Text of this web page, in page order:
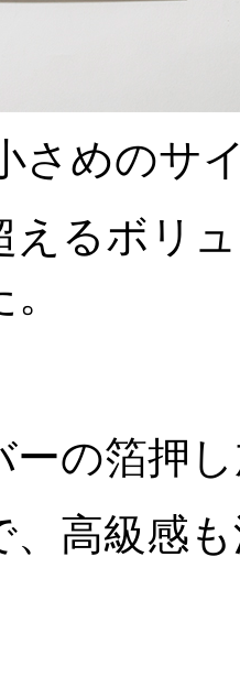
さめのサ
えるボリ
ーの箔押
、高級感